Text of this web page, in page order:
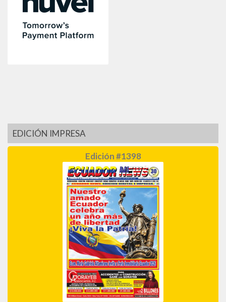
EDICIÓN IMPRESA
Edición #1398